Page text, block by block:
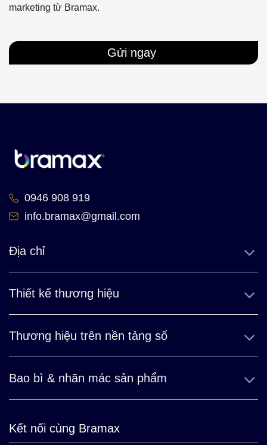
marketing từ Bramax.
Gửi ngay
0946 908 919
info.bramax@gmail.com
Địa chỉ
Thiết kế thương hiệu
Thương hiệu trên nền tảng số
Bao bì & nhãn mác sản phẩm
Kết nối cùng Bramax